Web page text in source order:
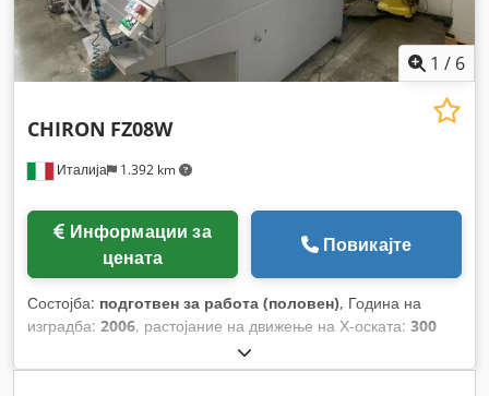
1 / 6
Италија 1.392 km
CHIRON FZ08W
цената
Повикајте
Состојба: подготвен за работа (половен), Година на
изградба: 2006, растојание на движење на Х-оската: 300
250 мм
Z-оска:250 мм, произведувач на контролери:FANUC,